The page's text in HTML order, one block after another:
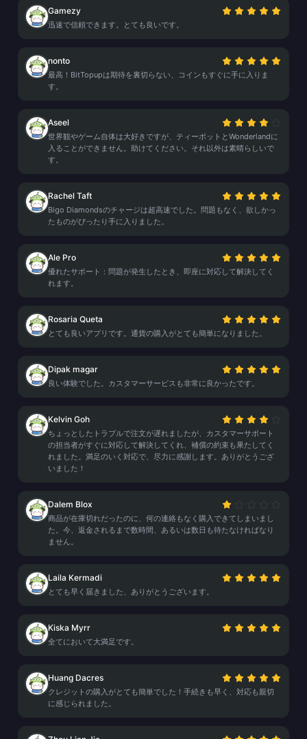
Gamezy
迅速で信頼できます。とても良いです。
nonto
最高！BitTopupは期待を裏切らない、コインもすぐに手に入りま
す。
Aseel
世界観やゲーム自体は大好きですが、ティーポットとWonderlandに
入ることができません。助けてください。それ以外は素晴らしいで
す。
Rachel Taft
Bigo Diamondsのチャージは超高速でした。問題もなく、欲しかっ
たものがぴったり手に入りました。
Ale Pro
優れたサポート：問題が発生したとき、即座に対応して解決してく
れます。
Rosaria Queta
とても良いアプリです。通貨の購入がとても簡単になりました。
Dipak magar
良い体験でした。カスタマーサービスも非常に良かったです。
Kelvin Goh
ちょっとしたトラブルで注文が遅れましたが、カスタマーサポート
の担当者がすぐに対応して解決してくれ、補償の約束も果たしてく
れました。満足のいく対応で、尽力に感謝します。ありがとうござ
いました！
Dalem Blox
商品が在庫切れだったのに、何の連絡もなく購入できてしまいまし
た。今、返金されるまで数時間、あるいは数日も待たなければなり
ません。
Laila Kermadi
とても早く届きました、ありがとうございます。
Kiska Myrr
全てにおいて大満足です。
Huang Dacres
クレジットの購入がとても簡単でした！手続きも早く、対応も親切
に感じられました。